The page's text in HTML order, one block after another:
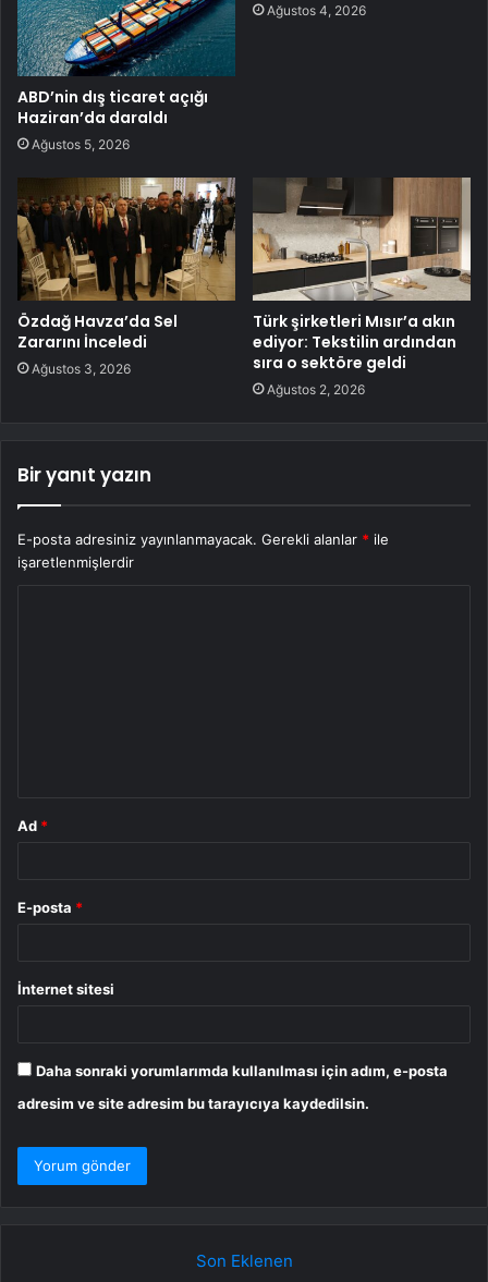
ABD’nin dış ticaret açığı
Haziran’da daraldı
Ağustos 5, 2026
Ağustos 4, 2026
Özdağ Havza’da Sel
Zararını İnceledi
Ağustos 3, 2026
Türk şirketleri Mısır’a akın
ediyor: Tekstilin ardından
sıra o sektöre geldi
Ağustos 2, 2026
Bir yanıt yazın
E-posta adresiniz yayınlanmayacak. Gerekli alanlar * ile
işaretlenmişlerdir
Ad *
E-posta *
İnternet sitesi
Daha sonraki yorumlarımda kullanılması için adım, e-posta
adresim ve site adresim bu tarayıcıya kaydedilsin.
Son Eklenen